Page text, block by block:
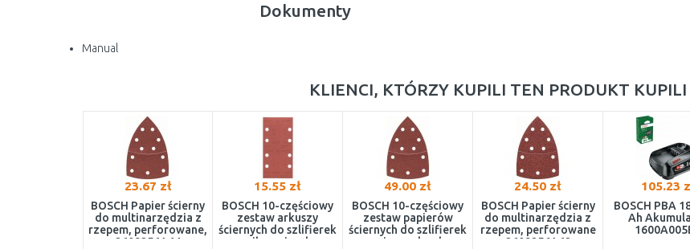
Dokumenty
Manual
KLIENCI, KTÓRZY KUPILI TEN PRODUKT
23.67 zł
BOSCH Papier ścierny
do multinarzędzia z
rzepem, perforowane,
2609256A64
15.55 zł
BOSCH 10-częściowy
zestaw arkuszy
ściernych do szlifierek
wibracyjnych
49.00 zł
BOSCH 10-częściowy
zestaw papierów
ściernych do szlifierek
uniwersalnych
24.50 zł
BOSCH Papier ścierny
do multinarzędzia z
rzepem, perforowane
2609256A62
105.23
BOSCH PBA
Ah